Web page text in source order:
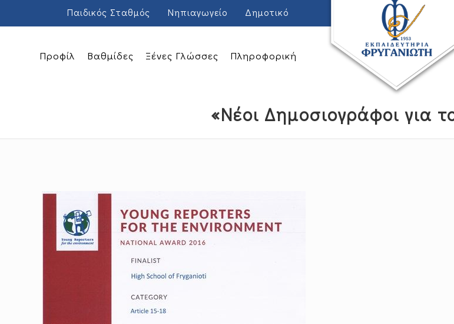
Παιδικός Σταθμός Νηπιαγωγείο Δημοτικό
Προφίλ Βαθμίδες Ξένες Γλώσσες Πληροφορική
«Νέοι Δημοσιογράφοι για